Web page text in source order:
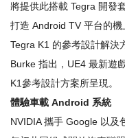
將提供此搭載 Tegra 開發
打造 Android TV 平台的
Tegra K1 的參考設計解決
Burke 指出，UE4 最新遊
K1參考設計方案所呈現。
體驗車載 Android 系統
NVIDIA 攜手 Google 以及